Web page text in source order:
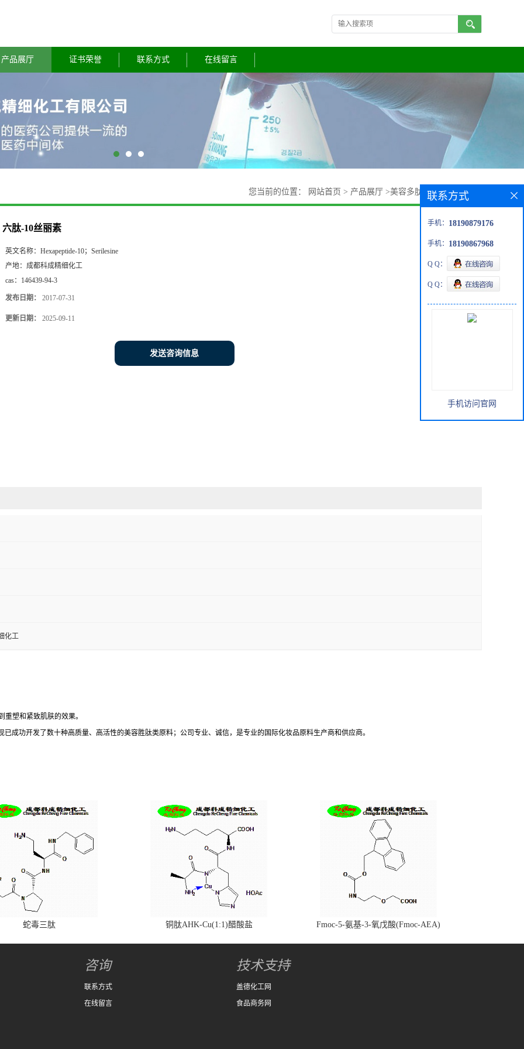
产品展厅 证书荣誉 联系方式 在线留言
您当前的位置： 网站首页 > 产品展厅 >美容多肽 >六肽-10丝丽素
六肽-10丝丽素
英文名称： Hexapeptide-10；Serilesine
产地： 成都科成精细化工
cas： 146439-94-3
发布日期： 2017-07-31
更新日期： 2025-09-11
发送咨询信息
化工
塑和紧致肌肤的效果。
成功开发了数十种高质量、高活性的美容胜肽类原料；公司专业、诚信，是专业的国际化妆品原料生产商和供应商。
蛇毒三肽 铜肽AHK-Cu(1:1)醋酸盐 Fmoc-5-氨基-3-氧戊酸(Fmoc-AEA)
联系方式
手机： 18190879176
手机： 18190867968
Q Q：
Q Q：
手机访问官网
咨询
联系方式
在线留言
技术支持
盖德化工网
食品商务网